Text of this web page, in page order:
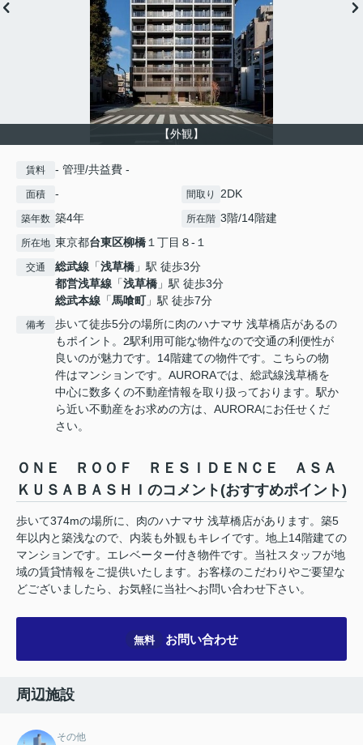
【外観】
賃料 - 管理/共益費 -
面積 - 間取り 2DK
築年数 築4年 所在階 3階/14階建
所在地 東京都台東区柳橋１丁目８-１
交通 総武線 「浅草橋 」駅 徒歩3分
都営浅草線 「浅草橋 」駅 徒歩3分
総武本線 「馬喰町」駅 徒歩7分
備考
歩いて徒歩5分の場所に肉のハナマサ 浅草橋店があるの
もポイント。2駅利用可能な物件なので交通の利便性が
良いのが魅力です。14階建ての物件です。こちらの物
件はマンションです。AURORAでは、総武線浅草橋を
中心に数多くの不動産情報を取り扱っております。駅か
ら近い不動産をお求めの方は、AURORAにお任せくだ
さい。
ＯＮＥ ＲＯＯＦ ＲＥＳＩＤＥＮＣＥ ＡＳＡ
ＫＵＳＡＢＡＳＨＩのコメント(おすすめポイント)
歩いて374mの場所に、肉のハナマサ 浅草橋店があります。築5
年以内と築浅なので、内装も外観もキレイです。地上14階建ての
マンションです。エレベーター付き物件です。当社スタッフが地
域の賃貸情報をご提供いたします。お客様のこだわりやご要望な
どございましたら、お気軽に当社へお問い合わせ下さい。
無料 お問い合わせ
周辺施設
その他